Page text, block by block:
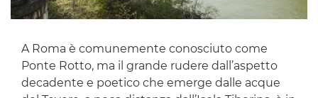
A Roma è comunemente conosciuto come
Ponte Rotto, ma il grande rudere dall’aspetto
decadente e poetico che emerge dalle acque